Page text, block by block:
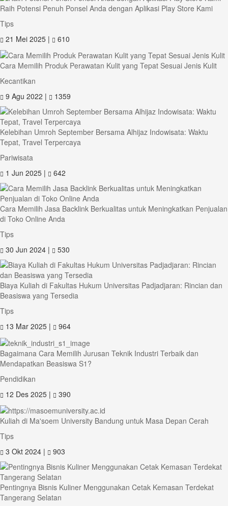
Raih Potensi Penuh Ponsel Anda dengan Aplikasi Play Store Kami
Tips
21 Mei 2025 |
610
Cara Memilih Produk Perawatan Kulit yang Tepat Sesuai Jenis Kulit
Kecantikan
9 Agu 2022 |
1359
Kelebihan Umroh September Bersama Alhijaz Indowisata: Waktu
Tepat, Travel Terpercaya
Pariwisata
1 Jun 2025 |
642
Cara Memilih Jasa Backlink Berkualitas untuk Meningkatkan Penjualan
di Toko Online Anda
Tips
30 Jun 2024 |
530
Biaya Kuliah di Fakultas Hukum Universitas Padjadjaran: Rincian dan
Beasiswa yang Tersedia
Tips
13 Mar 2025 |
964
Bagaimana Cara Memilih Jurusan Teknik Industri Terbaik dan
Mendapatkan Beasiswa S1?
Pendidikan
12 Des 2025 |
390
Kuliah di Ma'soem University Bandung untuk Masa Depan Cerah
Tips
3 Okt 2024 |
903
Pentingnya Bisnis Kuliner Menggunakan Cetak Kemasan Terdekat
Tangerang Selatan